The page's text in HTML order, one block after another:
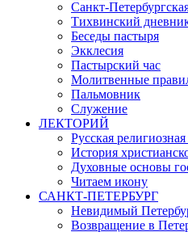
Санкт-
Тихвинский
Беседы пастыря
Экклесия
Пастырский час
Молитвенные
Пальмовник
Служение
ЛЕКТОРИЙ
Русская
История
Духовные основы
Читаем икону
САНКТ-ПЕТЕРБУРГ
Невидимый
Возвращение в